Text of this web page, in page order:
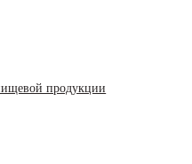
продукции